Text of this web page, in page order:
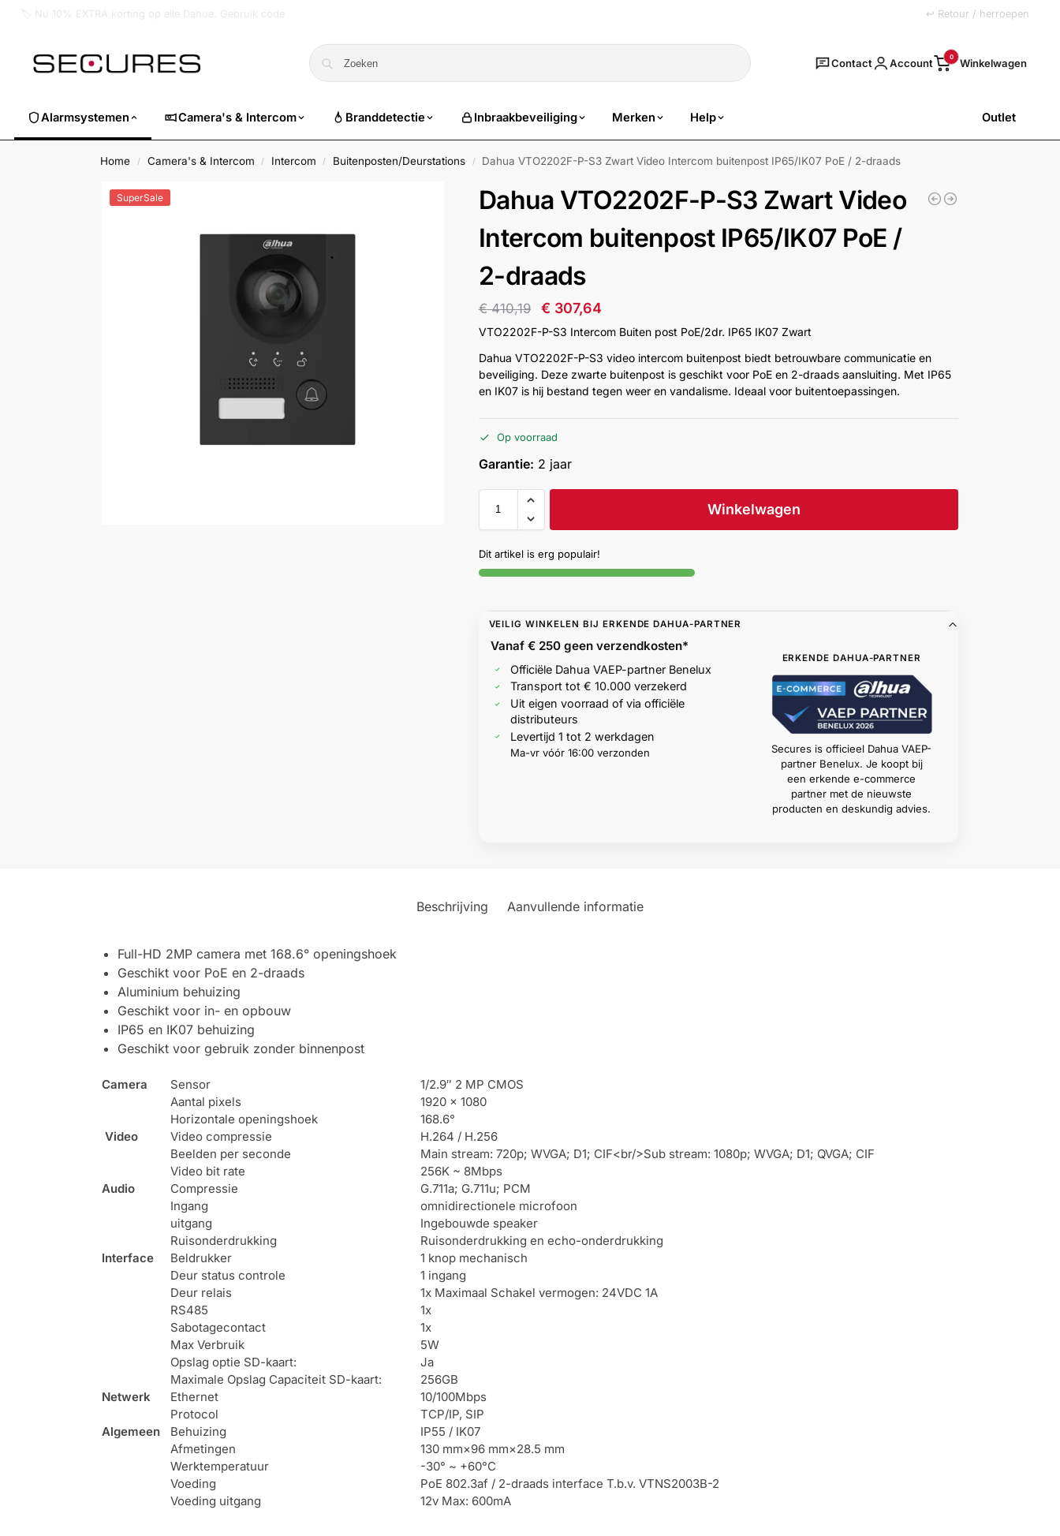
↩ Retour / herroepen
Zoeken
Contact Account 0
Alarmsystemen Camera's & Intercom Branddetectie Inbraakbeveiliging Merken Help Outlet
Home / Camera's & Intercom / Intercom / Buitenposten/Deurstations / Dahua VTO2202F-P-S3 Zwart Video Intercom buitenpost IP65/IK07 PoE / 2-draads
SuperSale
Dahua VTO2202F-P-S3 Zwart Video
Intercom buitenpost IP65/IK07 PoE /
2-draads
€410,19 € 307,64
VTO2202F-P-S3 Intercom Buiten post PoE/2dr. IP65 IK07 Zwart
Dahua VTO2202F-P-S3 video intercom buitenpost biedt betrouwbare communicatie en
beveiliging. Deze zwarte buitenpost is geschikt voor PoE en 2-draads aansluiting. Met IP65
en IK07 is hij bestand tegen weer en vandalisme. Ideaal voor buitentoepassingen.
Op voorraad
Garantie: 2 jaar
Winkelwagen
Dit artikel is erg populair!
VEILIG WINKELEN BIJ ERKENDE DAHUA-PARTNER
Vanaf € 250 geenverzendkosten*
Officiële Dahua VAEP-partner Benelux
Transport tot € 10.000 verzekerd
Uit eigen voorraad of via officiële
distributeurs
Levertijd 1 tot 2 werkdagen
Ma-vr vóór 16:00 verzonden
ERKENDE DAHUA-PARTNER
Secures is officieel Dahua VAEP-
partner Benelux. Je koopt bij
een erkende e-commerce
partner met de nieuwste
producten en deskundig advies.
Beschrijving Aanvullende informatie
Full-HD 2MP camera met 168.6° openingshoek
Geschikt voor PoE en 2-draads
Aluminium behuizing
Geschikt voor in- en opbouw
IP65 en IK07 behuizing
Geschikt voor gebruik zonder binnenpost
Camera Sensor
1/2.9″ 2 MP CMOS
Aantal pixels
1920 x 1080
Horizontale openingshoek
168.6°
Video
Video compressie
H.264 / H.256
Beelden per seconde
Main stream: 720p; WVGA; D1; CIF<br/>Sub stream: 1080p; WVGA; D1; QVGA; CIF
Video bit rate
256K ~ 8Mbps
Audio
Compressie
G.711a; G.711u; PCM
Ingang
omnidirectionele microfoon
uitgang
Ingebouwde speaker
Ruisonderdrukking
Ruisonderdrukking en echo-onderdrukking
Interface
Beldrukker
1 knop mechanisch
Deur status controle
1 ingang
Deur relais
1x Maximaal Schakel vermogen: 24VDC 1A
RS485
1x
Sabotagecontact
1x
Max Verbruik
5W
Opslag optie SD-kaart:
Ja
Maximale Opslag Capaciteit SD-kaart:
256GB
Netwerk
Ethernet
10/100Mbps
Protocol
TCP/IP, SIP
Algemeen
Behuizing
IP55 / IK07
Afmetingen
130 mm×96 mm×28.5 mm
Werktemperatuur
-30° ~ +60°C
Voeding
PoE 802.3af / 2-draads interface T.b.v. VTNS2003B-2
Voeding uitgang
12v Max: 600mA